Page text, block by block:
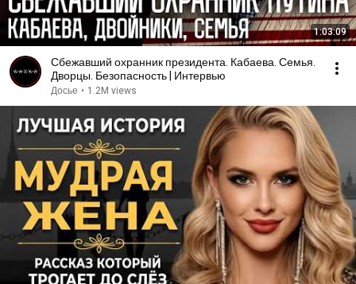
1:03:09
Сбежавший охранник президента. Кабаева. Семья.
Дворцы. Безопасность | Интервью
Досье • 1.2M views